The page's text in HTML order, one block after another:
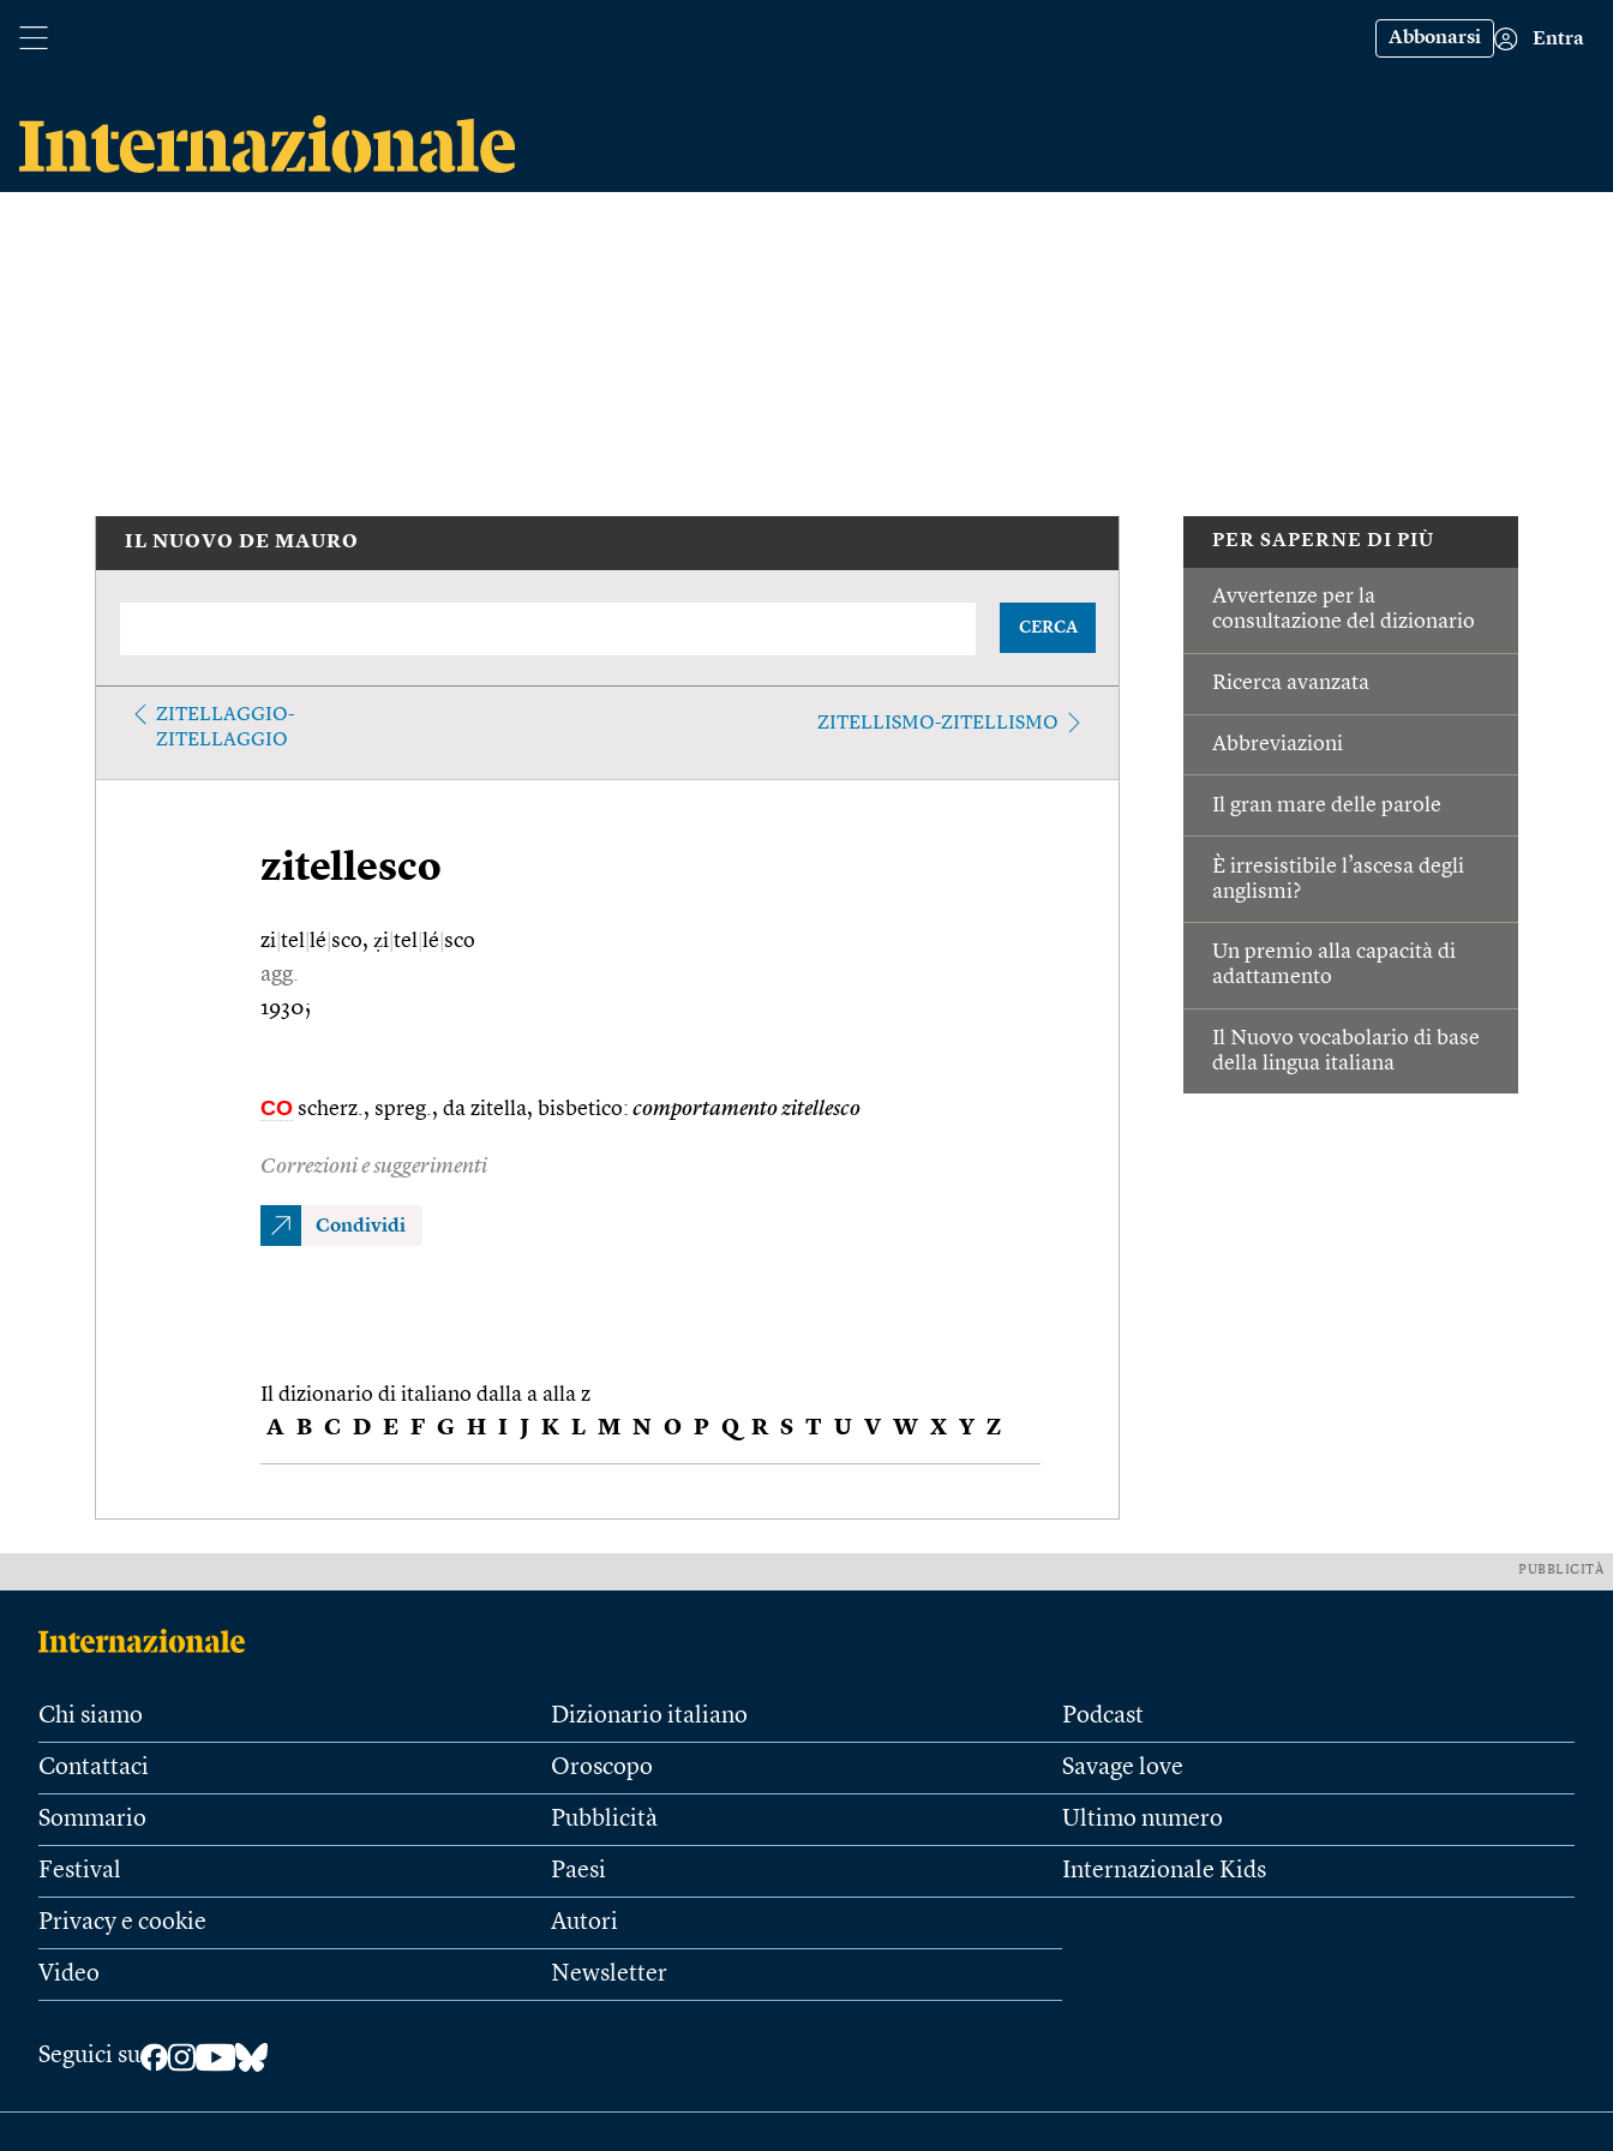
Abbonarsi Entra
PER SAPERNE DI PIÙ
Avvertenze per la
consultazione del dizionario
Ricerca avanzata
Abbreviazioni
Il gran mare delle parole
È irresistibile l’ascesa degli
anglismi?
Un premio alla capacità di
adattamento
Il Nuovo vocabolario di base
della lingua italiana
IL NUOVO DE MAURO
CERCA
ZITELLAGGIO-
ZITELLAGGIO
ZITELLISMO-ZITELLISMO
zitellesco
zi tel lé sco, ẓi tel lé sco
agg.
1930;
CO scherz., spreg., da zitella, bisbetico: comportamento zitellesco
Correzioni e suggerimenti
Condividi
Il dizionario di italiano dalla a alla z
A B C D E F G H I J K L M N O P Q R S T U V W X Y Z
PUBBLICITÀ
Chi siamo
Contattaci
Sommario
Festival
Privacy e cookie
Video
Dizionario italiano
Oroscopo
Pubblicità
Paesi
Autori
Newsletter
Podcast
Savage love
Ultimo numero
Internazionale Kids
Seguici su